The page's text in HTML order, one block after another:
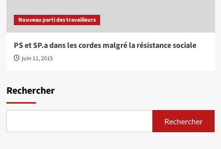
Nouveau parti des travailleurs
PS et SP.a dans les cordes malgré la résistance sociale
juin 11, 2015
Rechercher
Rechercher